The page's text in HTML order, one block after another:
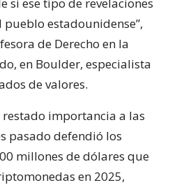
estadounidense”,
de Derecho en la
en Boulder, especialista
de valores.
importancia a las
pasado defendió los
millones de dólares que
en 2025,